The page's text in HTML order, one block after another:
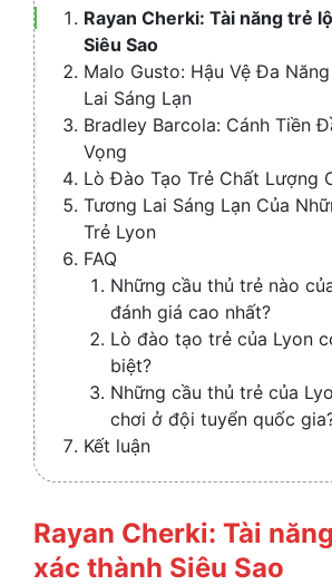
Rayan Cherki: Tài năng trẻ
Siêu Sao
Malo Gusto: Hậu Vệ Đa
Lai Sáng Lạn
Bradley Barcola: Cánh Tiền
Vọng
Lò Đào Tạo Trẻ Chất Lượng
Tương Lai Sáng Lạn Của
Trẻ Lyon
FAQ
Những cầu thủ trẻ nào
đánh giá cao nhất?
Lò đào tạo trẻ của Lyon
biệt?
Những cầu thủ trẻ của
chơi ở đội tuyển quốc
Kết luận
Rayan Cherki: Tài
xác thành Siêu Sao